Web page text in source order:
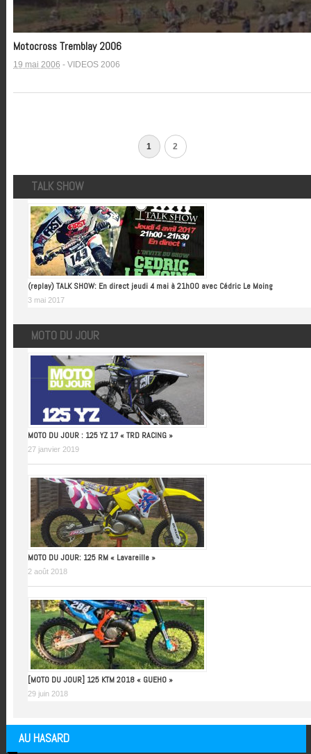
Motocross Tremblay 2006
19 mai 2006 - VIDEOS 2006
1 2
TALK SHOW
(replay) TALK SHOW: En direct jeudi 4 mai à 21h00 avec Cédric Le Moing
3 mai 2017
MOTO DU JOUR
MOTO DU JOUR : 125 YZ 17 « TRD RACING »
27 janvier 2019
MOTO DU JOUR: 125 RM « Lavareille »
2 août 2018
[MOTO DU JOUR] 125 KTM 2018 « GUEHO »
29 juin 2018
AU HASARD